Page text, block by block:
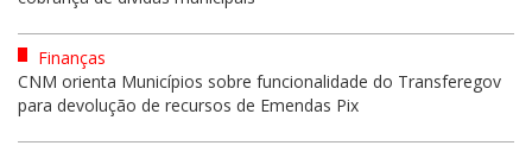
Finanças
CNM orienta Municípios sobre funcionalidade do Transferegov
para devolução de recursos de Emendas Pix